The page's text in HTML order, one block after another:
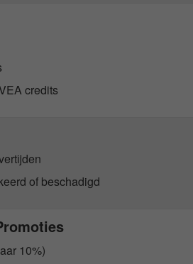
credits
of beschadigd
10%)